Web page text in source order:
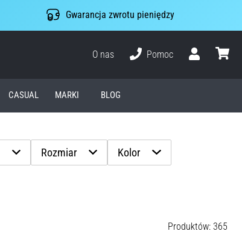
Gwarancja zwrotu pieniędzy
O nas
Pomoc
CASUAL MARKI BLOG
Rozmiar Kolor
Produktów: 365